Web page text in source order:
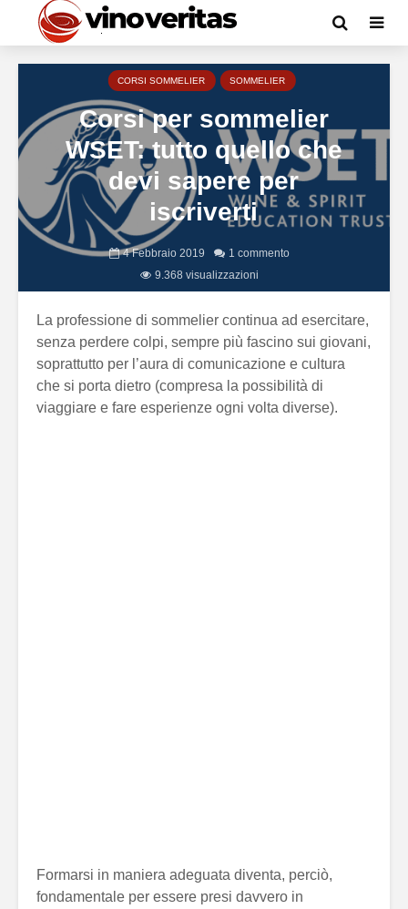
CORSI SOMMELIER SOMMELIER
Corsi per sommelier
WSET: tutto quello che
devi sapere per
iscriverti
4 Febbraio 2019
1 commento
9.368 visualizzazioni
La professione di sommelier continua ad esercitare,
senza perdere colpi, sempre più fascino sui giovani,
soprattutto per l’aura di comunicazione e cultura
che si porta dietro (compresa la possibilità di
viaggiare e fare esperienze ogni volta diverse).
Formarsi in maniera adeguata diventa, perciò,
fondamentale per essere presi davvero in